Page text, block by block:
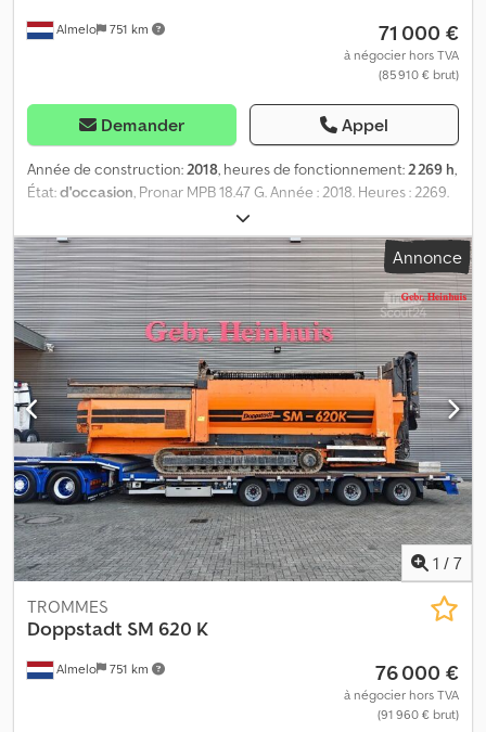
Almelo 751 km 71 000 €
à négocier hors TVA
(85 910 € brut)
Demander Appel
Année de construction:2018, heures de fonctionnement:2 269 h,
État:d'occasion, Pronar MPB 18.47 G. Année : 2018. Heures : 2269.
Poids : 15 500 kg. Machine conforme aux normes CE. Système de
graissage centralisé. Plaquettes : 400 mm. Convoyeur latéral à
deux sens. Convoyeur en V à deux sens. Télécommande radio. 15 x
15 mm. Numéro d'identification : 140. Les conditions générales de
vente de Heinhuis s'appliquent à toutes les annonces, offres et
devis de Heinhuis, ainsi qu'à tous les contrats conclus par
Heinhuis et aux négociations qui les précèdent. En répondant,
vous acceptez l'application des conditions générales de vente de
Heinhuis et déclarez avoir pris connaissance de ces conditions
générales. Nos prix sont des prix nets à l'exportation. =
Informations complémentaires = Type de carburant : diesel
Année de fabrication : 2018 Type de propulsion : chenilles Poids à
vide : 15 498 kg Marquage CE : oui Crsdpfx Aszb D U Tefdof =
Informations sur l'entreprise = Pour plus d'informations :
Annonce
1 / 7
Almelo 751 km
TROMMES
Doppstadt SM 620 K
76 000 €
à négocier hors TVA
(91 960 € brut)